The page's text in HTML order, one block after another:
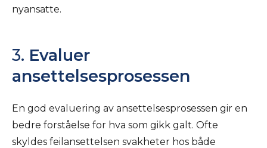
nyansatte.
3. Evaluer
ansettelsesprosessen
En god evaluering av ansettelsesprosessen gir en
bedre forståelse for hva som gikk galt. Ofte
skyldes feilansettelsen svakheter hos både